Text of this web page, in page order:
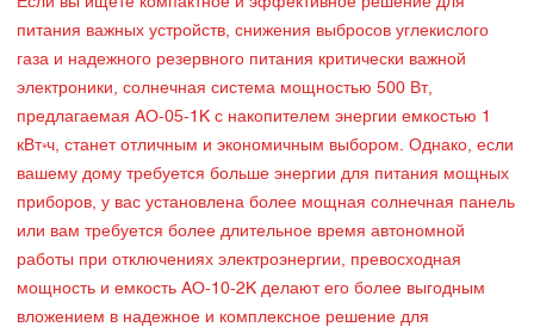
питания важных устройств, снижения выбросов углекислого
газа и надежного резервного питания критически важной
электроники, солнечная система мощностью 500 Вт,
предлагаемая AO-05-1K с накопителем энергии емкостью 1
кВт·ч, станет отличным и экономичным выбором. Однако, если
вашему дому требуется больше энергии для питания мощных
приборов, у вас установлена более мощная солнечная панель
или вам требуется более длительное время автономной
работы при отключениях электроэнергии, превосходная
мощность и емкость AO-10-2K делают его более выгодным
вложением в надежное и комплексное решение для